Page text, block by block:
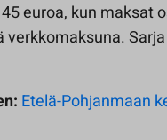
euroa, kun maksat
Etelä-Pohjanmaan